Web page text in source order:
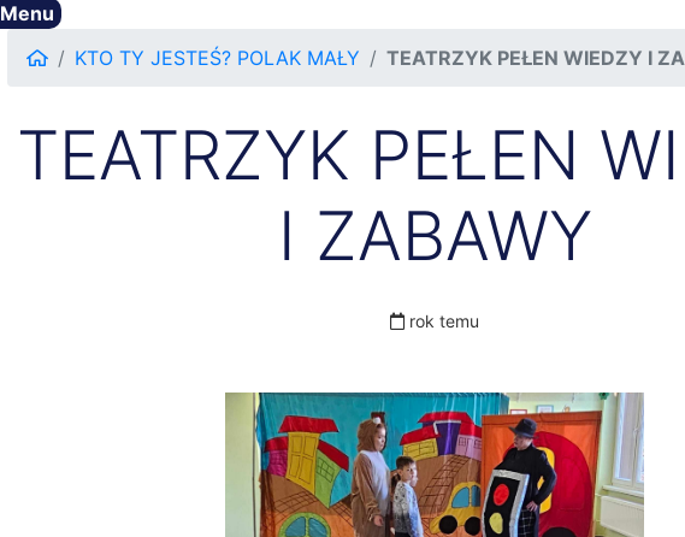
Menu
KTO TY JESTEŚ? POLAK MAŁY TEATRZYK PEŁEN WIEDZY I
TEATRZYK PEŁEN
I ZABAWY
rok temu